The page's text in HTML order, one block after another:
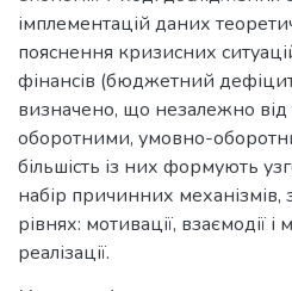
імплементацій даних
пояснення кризисних
фінансів (бюджетний
визначено, що незалежно від
оборотними, умовно-
більшість із них формують
набір причинних механізмів,
рівнях: мотивації, взаємодії і
реалізації.